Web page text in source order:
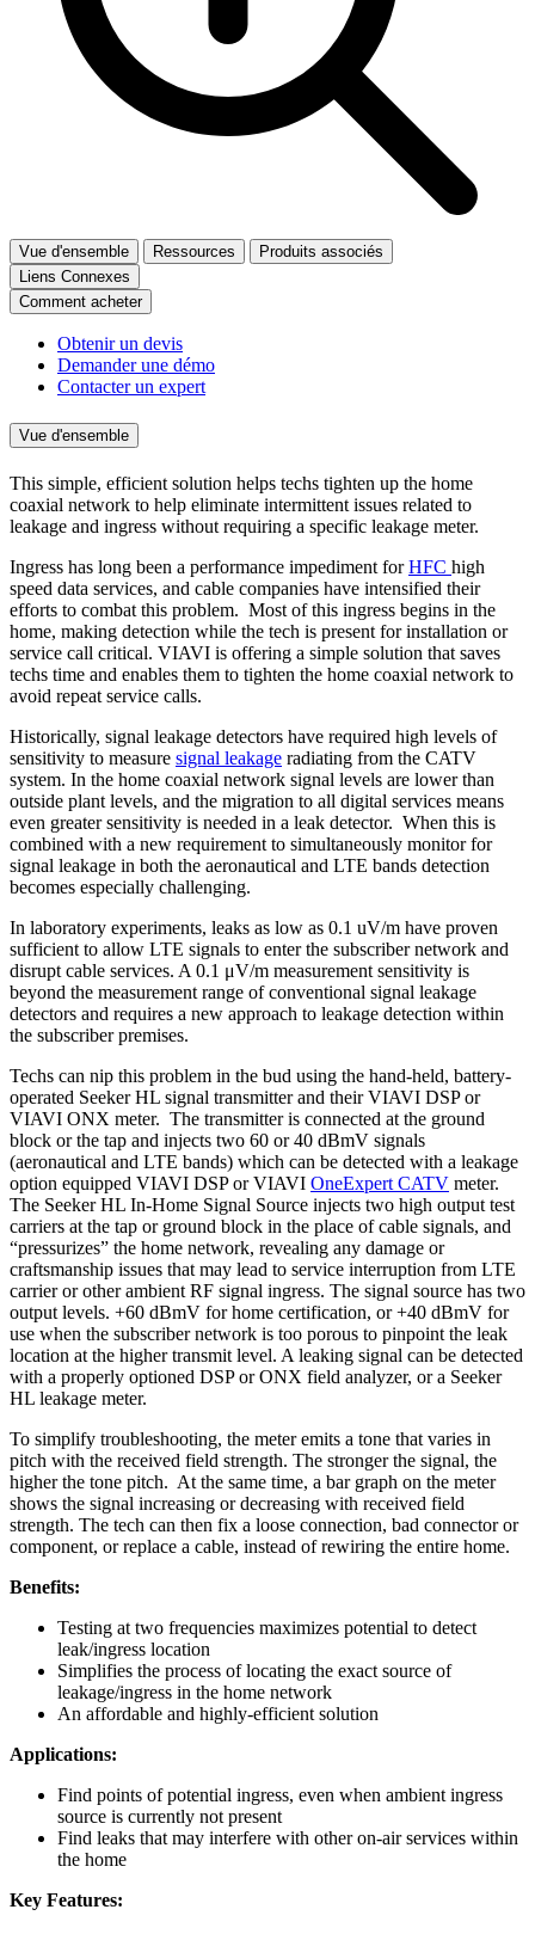
Vue d'ensemble Ressources
Produits associés
Liens Connexes
Comment acheter
Obtenir un devis
Demander une démo
Contacter un expert
Vue d'ensemble
This simple, efficient solution helps techs tighten up the home
coaxial network to help eliminate intermittent issues related to
leakage and ingress without requiring a specific leakage meter.
Ingress has long been a performance impediment forHFC high
speed data services, and cable companies have intensified their
efforts to combat this problem. Most of this ingress begins in the
home, making detection while the tech is present for installation or
service call critical. VIAVI is offering a simple solution that saves
techs time and enables them to tighten the home coaxial network to
avoid repeat service calls.
Historically, signal leakage detectors have required high levels of
sensitivity to measure signal leakage radiating from the CATV
system. In the home coaxial network signal levels are lower than
outside plant levels, and the migration to all digital services means
even greater sensitivity is needed in a leak detector. When this is
combined with a new requirement to simultaneously monitor for
signal leakage in both the aeronautical and LTE bands detection
becomes especially challenging.
In laboratory experiments, leaks as low as 0.1 uV/m have proven
sufficient to allow LTE signals to enter the subscriber network and
disrupt cable services. A 0.1 μV/m measurement sensitivity is
beyond the measurement range of conventional signal leakage
detectors and requires a new approach to leakage detection within
the subscriber premises.
Techs can nip this problem in the bud using the hand-held, battery-
operated Seeker HL signal transmitter and their VIAVI DSP or
VIAVI ONX meter. The transmitter is connected at the ground
block or the tap and injects two 60 or 40 dBmV signals
(aeronautical and LTE bands) which can be detected with a leakage
option equipped VIAVI DSP or VIAVI OneExpert CATV meter.
The Seeker HL In-Home Signal Source injects two high output test
carriers at the tap or ground block in the place of cable signals, and
“pressurizes” the home network, revealing any damage or
craftsmanship issues that may lead to service interruption from LTE
carrier or other ambient RF signal ingress. The signal source has two
output levels. +60 dBmV for home certification, or +40 dBmV for
use when the subscriber network is too porous to pinpoint the leak
location at the higher transmit level. A leaking signal can be detected
with a properly optioned DSP or ONX field analyzer, or a Seeker
HL leakage meter.
To simplify troubleshooting, the meter emits a tone that varies in
pitch with the received field strength. The stronger the signal, the
higher the tone pitch. At the same time, a bar graph on the meter
shows the signal increasing or decreasing with received field
strength. The tech can then fix a loose connection, bad connector or
component, or replace a cable, instead of rewiring the entire home.
Benefits:
Testing at two frequencies maximizes potential to detect
leak/ingress location
Simplifies the process of locating the exact source of
leakage/ingress in the home network
An affordable and highly-efficient solution
Applications:
Find points of potential ingress, even when ambient ingress
source is currently not present
Find leaks that may interfere with other on-air services within
the home
Key Features: